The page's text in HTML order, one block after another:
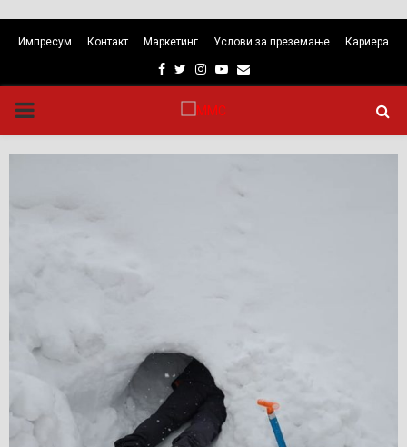
Импресум Контакт Маркетинг Услови за преземање Кариера
Facebook
TwitterInstagram
Youtube
Email
PRIMARY
MENU